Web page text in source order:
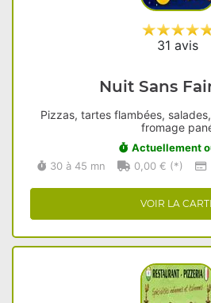
31 avis
Nuit Sans
Pizzas, tartes flambées,
fromage
Actuellement
30 à 45 mn
0,00 € (*)
VOIR LA